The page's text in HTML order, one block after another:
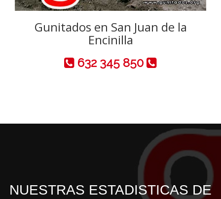
Gunitados en San Juan de la
Encinilla
632 345 850
NUESTRAS ESTADISTICAS DE